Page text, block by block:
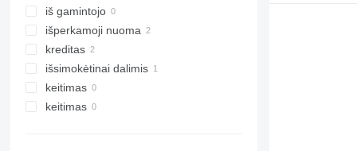
iš gamintojo
išperkamoji nuoma
kreditas
išsimokėtinai dalimis
keitimas
keitimas